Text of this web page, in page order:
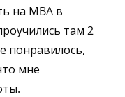
на МBA в
там 2
понравилось,
мне